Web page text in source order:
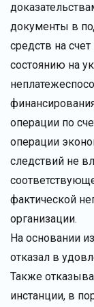
документы в
средств на
состоянию на
операции по
операции
следствий не
фактической
организации.
На основании
отказал в
Также
инстанции, в